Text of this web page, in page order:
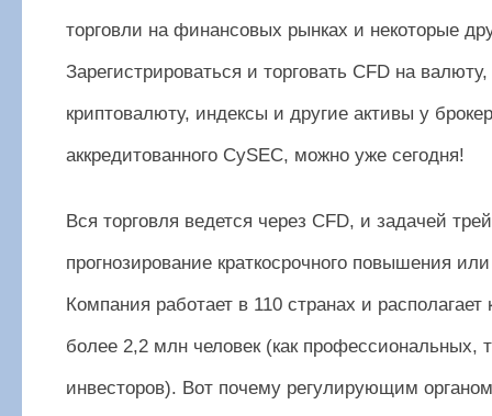
торговли на финансовых рынках и некоторые
Зарегистрироваться и торговать CFD на
криптовалюту, индексы и другие активы у
аккредитованного CySEC, можно уже сегодня!
Вся торговля ведется через CFD, и задачей
прогнозирование краткосрочного повышения
Компания работает в 110 странах и располагает
более 2,2 млн человек (как профессиональных,
инвесторов). Вот почему регулирующим